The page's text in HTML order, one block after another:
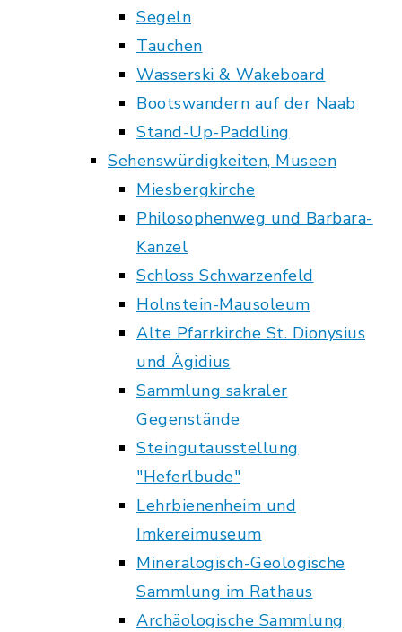
Segeln
Tauchen
Wasserski & Wakeboard
Bootswandern auf der Naab
Stand-Up-Paddling
Sehenswürdigkeiten, Museen
Miesbergkirche
Philosophenweg und Barbara-
Kanzel
Schloss Schwarzenfeld
Holnstein-Mausoleum
Alte Pfarrkirche St. Dionysius
und Ägidius
Sammlung sakraler
Gegenstände
Steingutausstellung
"Heferlbude"
Lehrbienenheim und
Imkereimuseum
Mineralogisch-Geologische
Sammlung im Rathaus
Archäologische Sammlung